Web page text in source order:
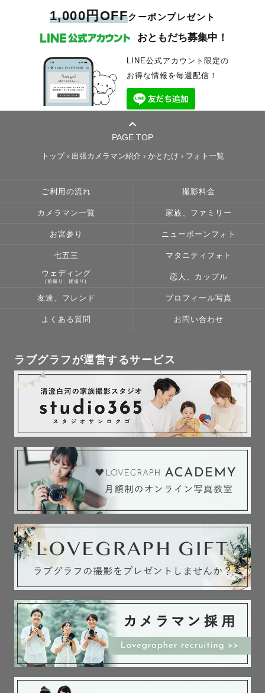
1,000円OFFクーポンプレゼント
おともだち募集中！
LINE公式アカウント限定の
お得な情報を毎週配信！
PAGE TOP
トップ› 出張カメラマン紹介 › かとたけ › フォト一覧
ご利用の流れ 撮影料金
カメラマン一覧 家族、ファミリー
お宮参り ニューボーンフォト
七五三 マタニティフォト
ウェディング
(前撮り、後撮り)
恋人、カップル
友達、フレンド プロフィール写真
よくある質問 お問い合わせ
ラブグラフが運営するサービス